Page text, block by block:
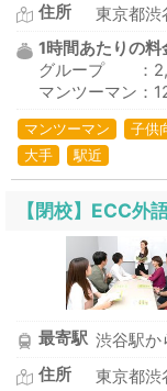
住所
東京都
1時間あたりの料
グループ ：
マンツーマン：
マンツーマン 子供
大手
駅近
【閉校】ECC外
最寄駅 渋谷駅か
住所
東京都渋